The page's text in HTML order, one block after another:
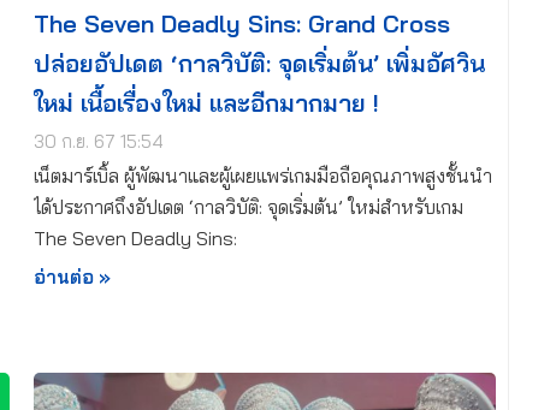
The Seven Deadly Sins: Grand Cross
ปล่อยอัปเดต ‘กาลวิบัติ: จุดเริ่มต้น’ เพิ่มอัศวิน
ใหม่ เนื้อเรื่องใหม่ และอีกมากมาย !
30 ก.ย. 67 15:54
เน็ตมาร์เบิ้ล ผู้พัฒนาและผู้เผยแพร่เกมมือถือคุณภาพสูงชั้นนำ
ได้ประกาศถึงอัปเดต ‘กาลวิบัติ: จุดเริ่มต้น’ ใหม่สำหรับเกม
The Seven Deadly Sins:
อ่านต่อ »